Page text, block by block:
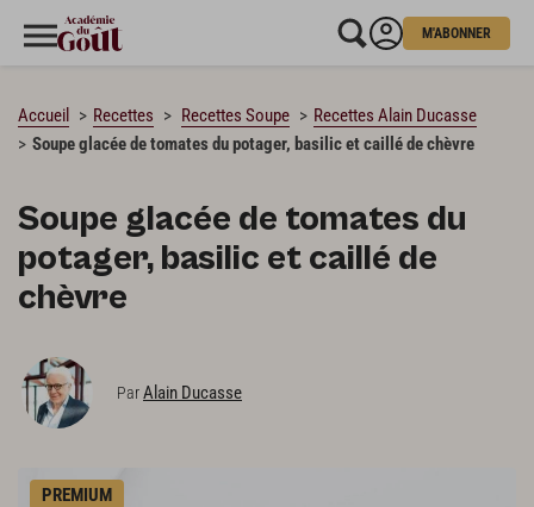
M'ABONNER
Accueil Recettes Recettes Soupe
Recettes Alain Ducasse
Soupe glacée de tomates du potager, basilic et caillé de chèvre
Soupe glacée de tomates du
potager, basilic et caillé de
chèvre
ParAlain Ducasse
PREMIUM
CHARGEMENT…